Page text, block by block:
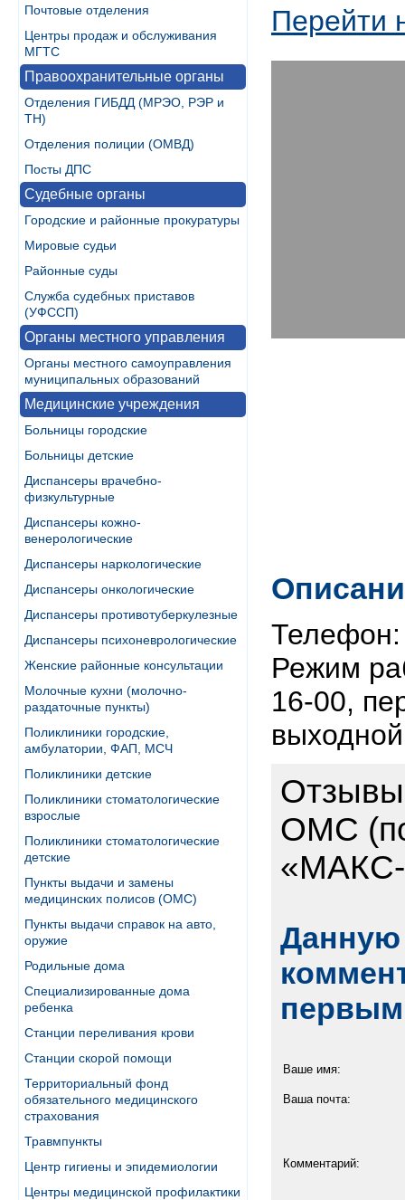
Почтовые отделения
Центры продаж и обслуживания
МГТС
Правоохранительные органы
Отделения ГИБДД (МРЭО, РЭР и
ТН)
Отделения полиции (ОМВД)
Посты ДПС
Судебные органы
Городские и районные прокуратуры
Мировые судьи
Районные суды
Служба судебных приставов
(УФССП)
Органы местного управления
Органы местного самоуправления
муниципальных образований
Медицинские учреждения
Больницы городские
Больницы детские
Диспансеры врачебно-
физкультурные
Диспансеры кожно-
венерологические
Диспансеры наркологические
Диспансеры онкологические
Диспансеры противотуберкулезные
Диспансеры психоневрологические
Женские районные консультации
Молочные кухни (молочно-
раздаточные пункты)
Поликлиники городские,
амбулатории, ФАП, МСЧ
Поликлиники детские
Поликлиники стоматологические
взрослые
Поликлиники стоматологические
детские
Пункты выдачи и замены
медицинских полисов (ОМС)
Пункты выдачи справок на авто,
оружие
Родильные дома
Специализированные дома
ребенка
Станции переливания крови
Станции скорой помощи
Территориальный фонд
обязательного медицинского
страхования
Травмпункты
Центр гигиены и эпидемиологии
Центры медицинской профилактики
Перейти
Телефон:
Режим
16-00,
Отзывы
ОМС
Данную
Ваше имя:
Ваша почта:
Комментарий: